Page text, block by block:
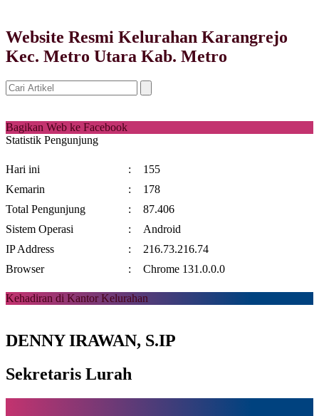
Website Resmi Kelurahan Karangrejo
Kec. Metro Utara Kab. Metro
Bagikan Web ke Facebook
Statistik Pengunjung
Hari ini :
155
Kemarin
:
178
Total Pengunjung
:
87.406
Sistem Operasi
:
Android
IP Address
:
216.73.216.74
Browser
: Chrome 131.0.0.0
Kehadiran di Kantor Kelurahan
DENNY IRAWAN, S.IP
Sekretaris Lurah